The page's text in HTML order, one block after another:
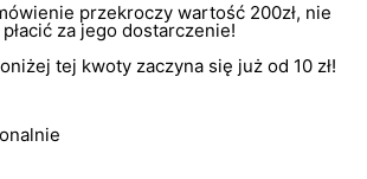
przekroczy wartość 200zł, nie
za jego dostarczenie!
tej kwoty zaczyna się już od 10 zł!